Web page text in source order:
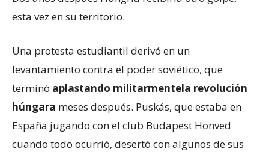
esta vez en su territorio.
Una protesta estudiantil derivó en un
levantamiento contra el poder soviético, que
terminó aplastando militarmentela revolución
húngara meses después. Puskás, que estaba en
España jugando con el club Budapest Honved
cuando todo ocurrió, desertó con algunos de sus